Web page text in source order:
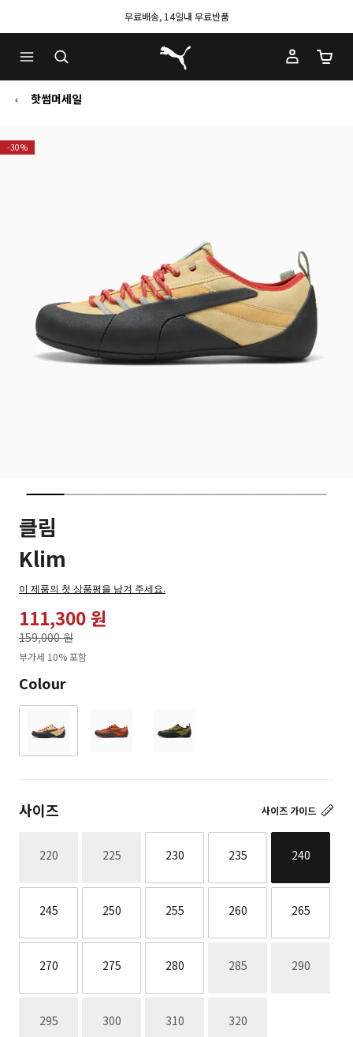
무료배송, 14일내 무료반품
푸마 홈
장바
핫썸머세일
-30%
클림
Klim
이 제품의 첫 상품평을 남겨 주세요.
111,300 원
159,000 원
로
부가세 10% 포함
Colour
사이즈 가이드
사이즈
220재고없음 225재고없음 230 235 240
245 250 255 260 265
270 275 280 285재고없음 290재고없음
295재고없음 300재고없음 310재고없음 320재고없음